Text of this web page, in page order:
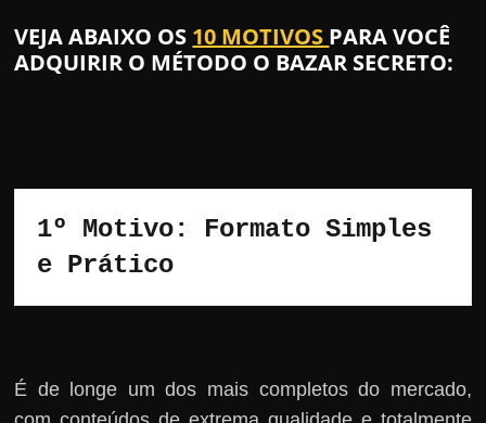
VEJA ABAIXO OS 10 MOTIVOS PARA VOCÊ
ADQUIRIR O MÉTODO O BAZAR SECRETO:
1º Motivo: Formato Simples
e Prático
É de longe um dos mais completos do mercado,